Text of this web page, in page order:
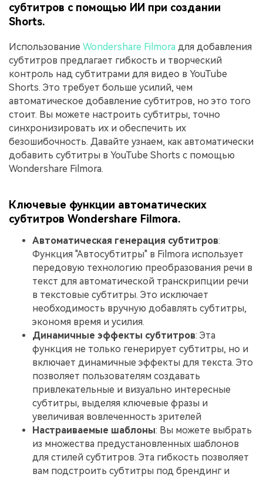
субтитров с помощью ИИ при создании
Shorts.
Использование Wondershare Filmora для добавления
субтитров предлагает гибкость и творческий
контроль над субтитрами для видео в YouTube
Shorts. Это требует больше усилий, чем
автоматическое добавление субтитров, но это того
стоит. Вы можете настроить субтитры, точно
синхронизировать их и обеспечить их
безошибочность. Давайте узнаем, как автоматически
добавить субтитры в YouTube Shorts с помощью
Wondershare Filmora.
Ключевые функции автоматических
субтитров Wondershare Filmora.
Автоматическая генерация субтитров:
Функция "Автосубтитры" в Filmora использует
передовую технологию преобразования речи в
текст для автоматической транскрипции речи
в текстовые субтитры. Это исключает
необходимость вручную добавлять субтитры,
экономя время и усилия.
Динамичные эффекты субтитров: Эта
функция не только генерирует субтитры, но и
включает динамичные эффекты для текста. Это
позволяет пользователям создавать
привлекательные и визуально интересные
субтитры, выделяя ключевые фразы и
увеличивая вовлеченность зрителей
Настраиваемые шаблоны: Вы можете выбрать
из множества предустановленных шаблонов
для стилей субтитров. Эта гибкость позволяет
вам подстроить субтитры под брендинг и